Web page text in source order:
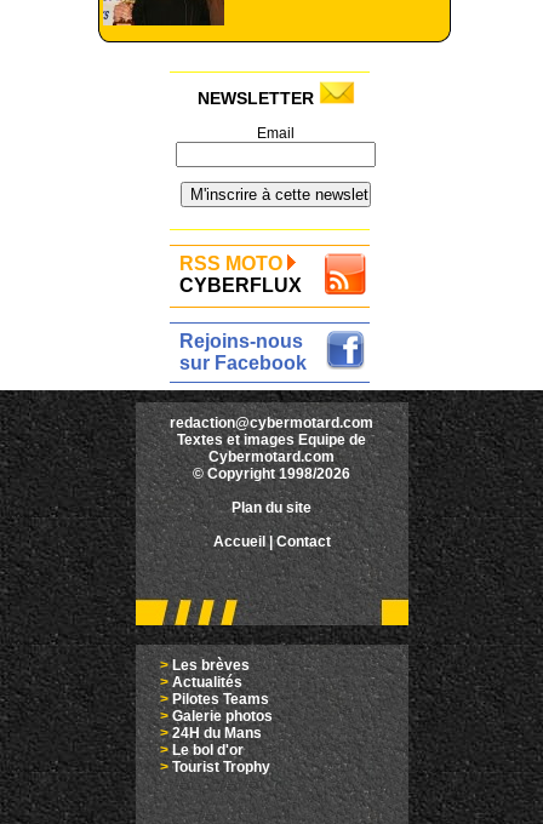
NEWSLETTER
Email
RSS MOTO
CYBERFLUX
Rejoins-nous
sur Facebook
redaction@cybermotard.com
Textes et images Equipe de
Cybermotard.com
© Copyright 1998/2026
Plan du site
Accueil |Contact
>Les brèves
> Actualités
> Pilotes Teams
>Galerie photos
>24H du Mans
>Le bol d'or
> Tourist Trophy